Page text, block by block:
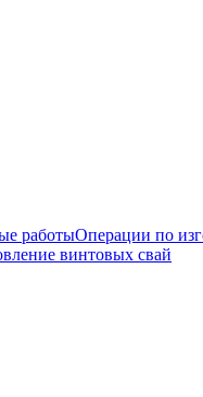
работыОперации по
винтовых свай